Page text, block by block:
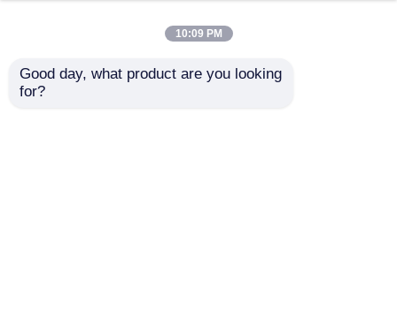
グ合金
10:09 PM
Good day, what product are you looking
for?